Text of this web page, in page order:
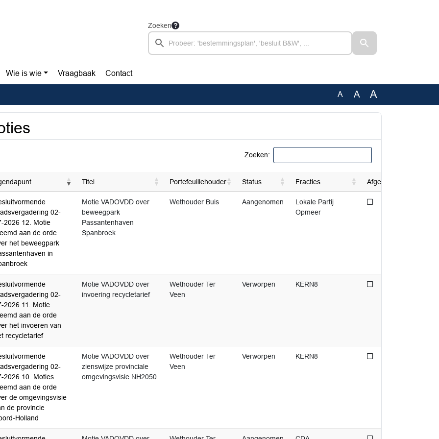
Zoeken
Wie is wie Vraagbaak Contact
A A A
Zoeken:
Titel Portefeuillehouder Status Fracties Afgedaan
02-
2026 12. Motie
aan de orde
het beweegpark
in
Motie VADOVDD over
beweegpark
Passantenhaven
Spanbroek
Wethouder Buis Aangenomen
Lokale Partij
Opmeer
Niet afgedaan
02-
2026 11. Motie
aan de orde
het invoeren van
recycletarief
Motie VADOVDD over
invoering recycletarief
Wethouder Ter
Veen
Verworpen KERN8 Niet afgedaan
02-
2026 10. Moties
aan de orde
de omgevingsvisie
de provincie
Holland
Motie VADOVDD over
zienswijze provinciale
omgevingsvisie NH2050
Wethouder Ter
Veen
Verworpen KERN8 Niet afgedaan